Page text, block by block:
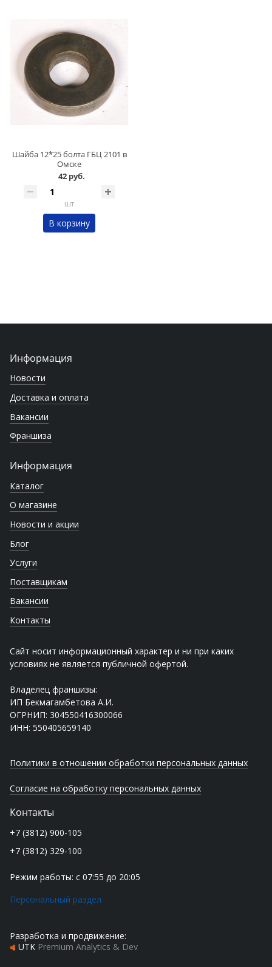
Шайба 12*25 болта ГБЦ 2101 в
Омске
42 руб.
шт
В корзину
Информация
Новости
Доставка и оплата
Вакансии
Франшиза
Информация
Каталог
О магазине
Новости и акции
Блог
Услуги
Поставщикам
Вакансии
Контакты
Сайт носит информационный характер и ни при каких
условиях не является публичной офертой.
Владелец франшизы:
ИП Бекмагамбетова А.И.
ОГРНИП: 304550416300066
ИНН: 550405659140
Политики в отношении обработки персональных данных
Согласие на обработку персональных данных
Контакты
+7 (3812) 900-105
+7 (3812) 329-100
Режим работы: с 07:55 до 20:05
Персональный раздел
Разработка и продвижение:
UTK Premium Analytics & Dev